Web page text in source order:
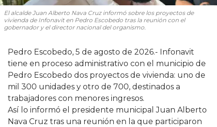
El alcalde Juan Alberto Nava Cruz informó sobre los proyectos de
vivienda de Infonavit en Pedro Escobedo tras la reunión con el
gobernador y el director nacional del organismo.
Pedro Escobedo, 5 de agosto de 2026.- Infonavit
tiene en proceso administrativo con el municipio de
Pedro Escobedo dos proyectos de vivienda: uno de
mil 300 unidades y otro de 700, destinados a
trabajadores con menores ingresos.
Así lo informó el presidente municipal Juan Alberto
Nava Cruz tras una reunión en la que participaron